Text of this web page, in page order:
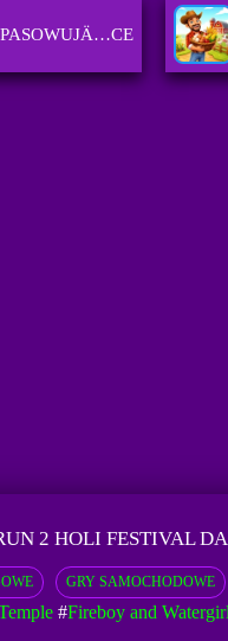
2 HOLI FESTIVAL
GRY SAMOCHODOWE
#Fireboy and